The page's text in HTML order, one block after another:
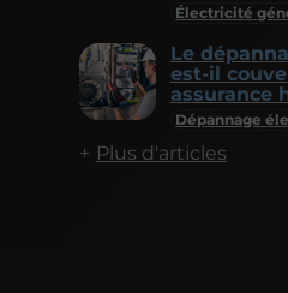
Électricité
Dépannage
Le
est-il
assurance
Plus d'articles